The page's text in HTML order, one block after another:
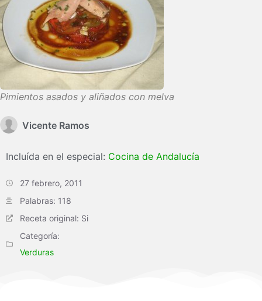
Pimientos asados y aliñados con melva
Vicente Ramos
Incluída en el especial: Cocina de Andalucía
27 febrero, 2011
Palabras: 118
Receta original: Si
Categoría:
Verduras